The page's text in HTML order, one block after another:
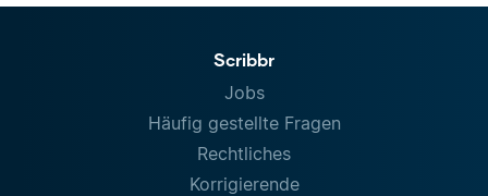
Scribbr
Jobs
Häufig gestellte Fragen
Rechtliches
Korrigierende